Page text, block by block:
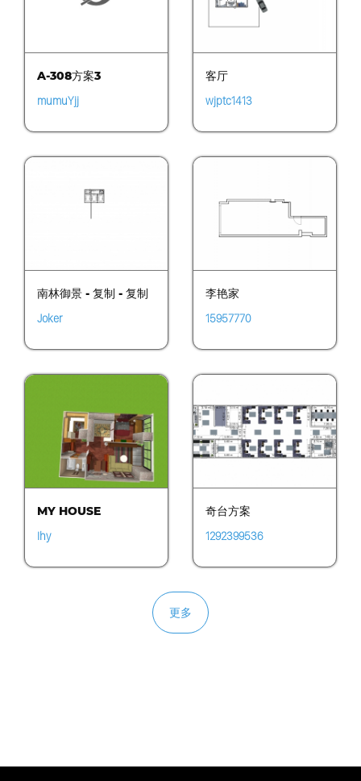
A-308方案3
mumuYjj
客厅
wjptc1413
南林御景 - 复制 - 复制
Joker
李艳家
15957770
MY HOUSE
lhy
奇台方案
1292399536
更多